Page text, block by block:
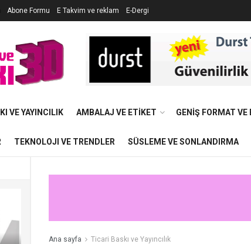
Abone Formu E Takvim ve reklam E-Dergi
VE YAYINCILIK AMBALAJ VE ETIKET GENIŞ FORMAT VE
TEKNOLOJI VE TRENDLER SÜSLEME VE SONLANDIRMA
Ana sayfa Ticari Baskı ve Yayıncılık